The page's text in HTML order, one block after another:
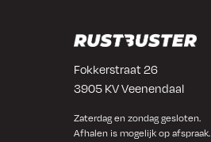
Fokkerstraat 26
3905 KV Veenendaal
Zaterdag en zondag gesloten.
Afhalen is mogelijk op afspraak.